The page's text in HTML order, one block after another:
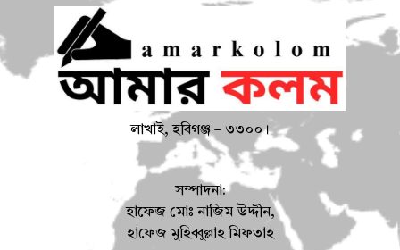
লাখাই, হবিগঞ্জ – ৩৩০০।
সম্পাদনা:
হাফেজ মোঃ নাজিম উদ্দীন,
হাফেজ মুহিব্বুল্লাহ মিফতাহ